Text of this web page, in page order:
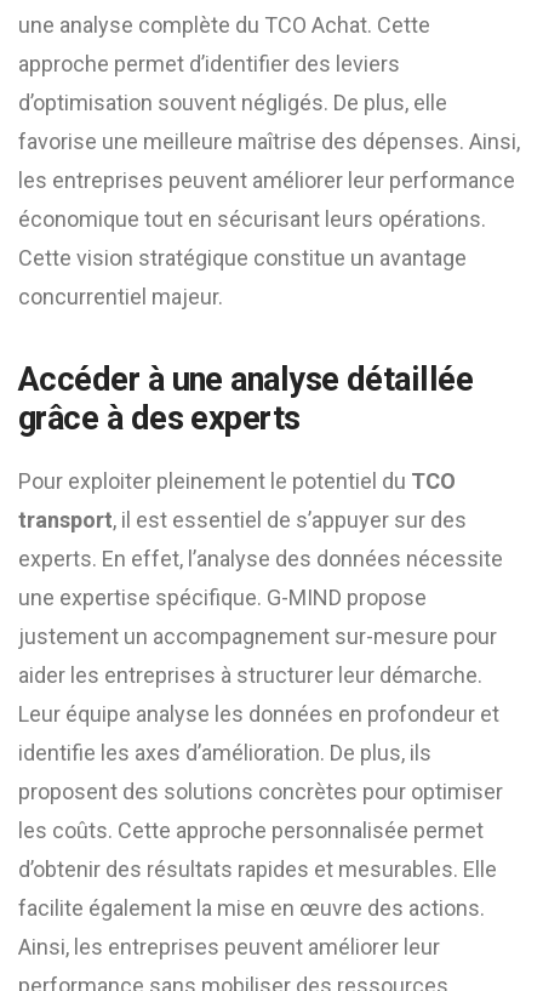
une analyse complète du TCO Achat. Cette
approche permet d’identifier des leviers
d’optimisation souvent négligés. De plus, elle
favorise une meilleure maîtrise des dépenses. Ainsi,
les entreprises peuvent améliorer leur performance
économique tout en sécurisant leurs opérations.
Cette vision stratégique constitue un avantage
concurrentiel majeur.
Accéder à une analyse détaillée
grâce à des experts
Pour exploiter pleinement le potentiel du TCO
transport, il est essentiel de s’appuyer sur des
experts. En effet, l’analyse des données nécessite
une expertise spécifique. G-MIND propose
justement un accompagnement sur-mesure pour
aider les entreprises à structurer leur démarche.
Leur équipe analyse les données en profondeur et
identifie les axes d’amélioration. De plus, ils
proposent des solutions concrètes pour optimiser
les coûts. Cette approche personnalisée permet
d’obtenir des résultats rapides et mesurables. Elle
facilite également la mise en œuvre des actions.
Ainsi, les entreprises peuvent améliorer leur
performance sans mobiliser des ressources